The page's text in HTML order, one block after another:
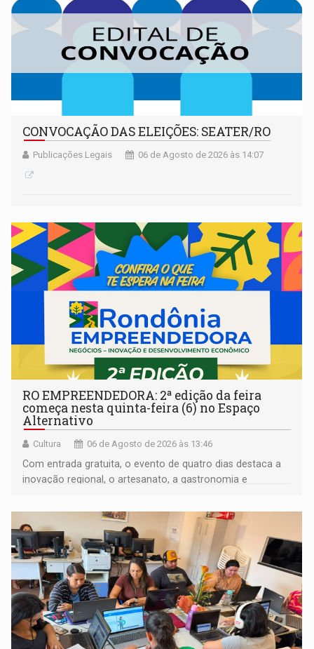
CONVOCAÇÃO DAS ELEIÇÕES: SEATER/RO
Publicações Legais 06 de Agosto de 2026 às 14:07
RO EMPREENDEDORA: 2ª edição da feira
começa nesta quinta-feira (6) no Espaço
Alternativo
Cultura 06 de Agosto de 2026 às 13:46
Com entrada gratuita, o evento de quatro dias destaca a
inovação regional, o artesanato, a gastronomia e